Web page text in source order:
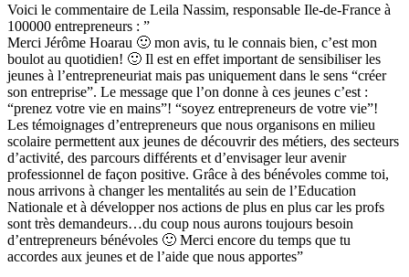
Voici le commentaire de Leila Nassim, responsable Ile-de-France à
100000 entrepreneurs : ”
Merci Jérôme Hoarau 🙂 mon avis, tu le connais bien, c’est mon
boulot au quotidien! 🙂 Il est en effet important de sensibiliser les
jeunes à l’entrepreneuriat mais pas uniquement dans le sens “créer
son entreprise”. Le message que l’on donne à ces jeunes c’est :
“prenez votre vie en mains”! “soyez entrepreneurs de votre vie”!
Les témoignages d’entrepreneurs que nous organisons en milieu
scolaire permettent aux jeunes de découvrir des métiers, des secteurs
d’activité, des parcours différents et d’envisager leur avenir
professionnel de façon positive. Grâce à des bénévoles comme toi,
nous arrivons à changer les mentalités au sein de l’Education
Nationale et à développer nos actions de plus en plus car les profs
sont très demandeurs…du coup nous aurons toujours besoin
d’entrepreneurs bénévoles 🙂 Merci encore du temps que tu
accordes aux jeunes et de l’aide que nous apportes”